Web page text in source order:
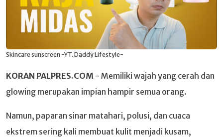
Skincare sunscreen -YT. Daddy Lifestyle-
KORAN PALPRES.COM - Memiliki wajah yang cerah dan
glowing merupakan impian hampir semua orang.
Namun, paparan sinar matahari, polusi, dan cuaca
ekstrem sering kali membuat kulit menjadi kusam,